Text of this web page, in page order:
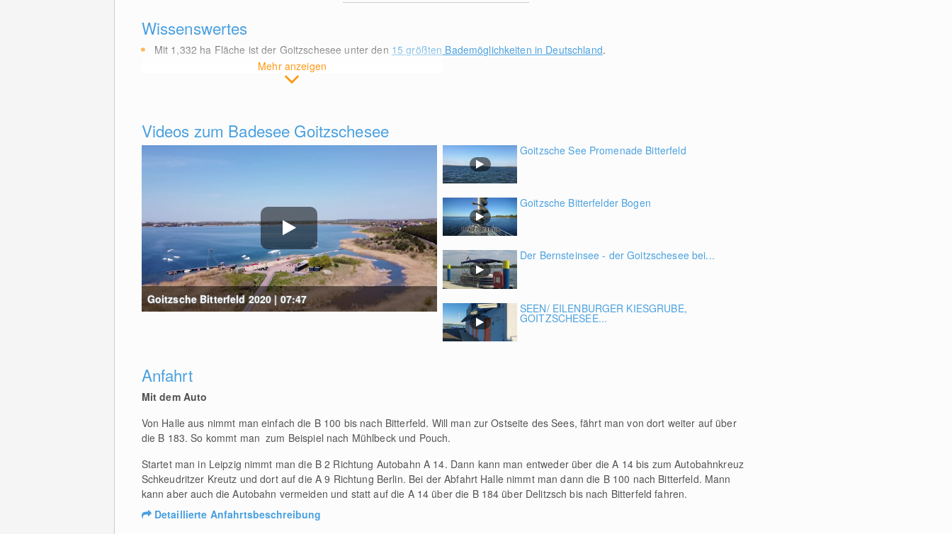
Wissenswertes
Mehr anzeigen
Mit 1,332 ha Fläche ist der Goitzschesee unter den 15 größten Bademöglichkeiten in Deutschland.
Videos zum Badesee Goitzschesee
Goitzsche Bitterfeld 2020 | 07:47
Goitzsche See Promenade Bitterfeld
Goitzsche Bitterfelder Bogen
Der Bernsteinsee - der Goitzschesee bei...
SEEN/ EILENBURGER KIESGRUBE,
GOITZSCHESEE...
Anfahrt
Mit dem Auto
Von Halle aus nimmt man einfach die B 100 bis nach Bitterfeld. Will man zur Ostseite des Sees, fährt man von dort weiter auf über
die B 183. So kommt man zum Beispiel nach Mühlbeck und Pouch.
Startet man in Leipzig nimmt man die B 2 Richtung Autobahn A 14. Dann kann man entweder über die A 14 bis zum Autobahnkreuz
Schkeudritzer Kreutz und dort auf die A 9 Richtung Berlin. Bei der Abfahrt Halle nimmt man dann die B 100 nach Bitterfeld. Mann
kann aber auch die Autobahn vermeiden und statt auf die A 14 über die B 184 über Delitzsch bis nach Bitterfeld fahren.
Detaillierte Anfahrtsbeschreibung